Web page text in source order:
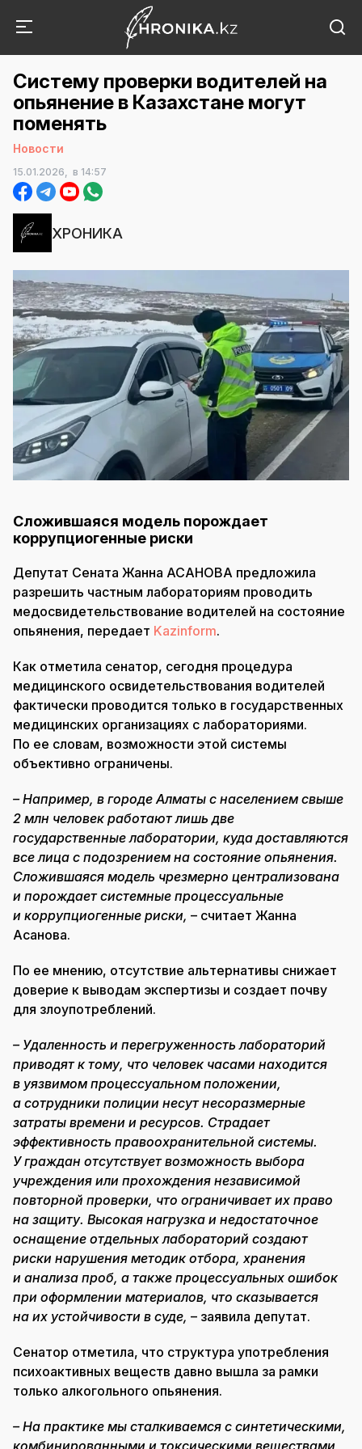
Cистему проверки водителей на
опьянение в Казахстане могут
поменять
Новости
15.01.2026, в 14:57
ХРОНИКА
Сложившаяся модель порождает
коррупциогенные риски
Депутат Сената Жанна АСАНОВА предложила
разрешить частным лабораториям проводить
медосвидетельствование водителей на состояние
опьянения, передает Kazinform.
Как отметила сенатор, сегодня процедура
медицинского освидетельствования водителей
фактически проводится только в государственных
медицинских организациях с лабораториями.
По ее словам, возможности этой системы
объективно ограничены.
– Например, в городе Алматы с населением свыше
2 млн человек работают лишь две
государственные лаборатории, куда доставляются
все лица с подозрением на состояние опьянения.
Сложившаяся модель чрезмерно централизована
и порождает системные процессуальные
и коррупциогенные риски, – считает Жанна
Асанова.
По ее мнению, отсутствие альтернативы снижает
доверие к выводам экспертизы и создает почву
для злоупотреблений.
– Удаленность и перегруженность лабораторий
приводят к тому, что человек часами находится
в уязвимом процессуальном положении,
а сотрудники полиции несут несоразмерные
затраты времени и ресурсов. Страдает
эффективность правоохранительной системы.
У граждан отсутствует возможность выбора
учреждения или прохождения независимой
повторной проверки, что ограничивает их право
на защиту. Высокая нагрузка и недостаточное
оснащение отдельных лабораторий создают
риски нарушения методик отбора, хранения
и анализа проб, а также процессуальных ошибок
при оформлении материалов, что сказывается
на их устойчивости в суде, – заявила депутат.
Сенатор отметила, что структура употребления
психоактивных веществ давно вышла за рамки
только алкогольного опьянения.
– На практике мы сталкиваемся с синтетическими,